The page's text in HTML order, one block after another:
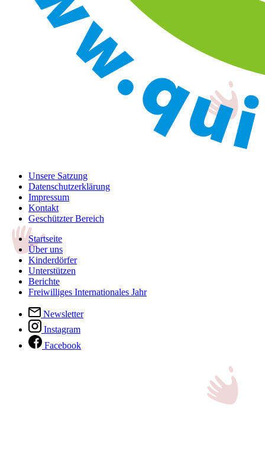
Unsere Satzung
Datenschutzerklärung
Impressum
Kontakt
Geschützter Bereich
Startseite
Über uns
Kinderdörfer
Unterstützen
Berichte
Freiwilliges Internationales Jahr
Newsletter
Instagram
Facebook